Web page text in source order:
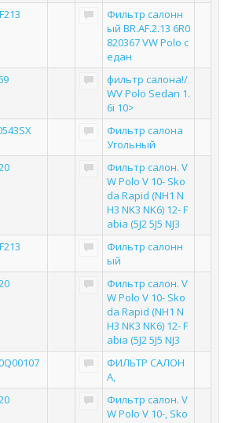
Фильтр салонн
ый BR.AF.2.13 6R0
820367 VW Polo с
едан
фильтр салона!/
WV Polo Sedan 1.
6i 10>
Фильтр салона
Угольный
Фильтр салон. V
W Polo V 10- Sko
da Rapid (NH1 N
H3 NK3 NK6) 12- F
abia (5J2 5J5 NJ3
Фильтр салонн
ый
Фильтр салон. V
W Polo V 10- Sko
da Rapid (NH1 N
H3 NK3 NK6) 12- F
abia (5J2 5J5 NJ3
ФИЛЬТР САЛОН
А,
Фильтр салон. V
W Polo V 10-, Sko